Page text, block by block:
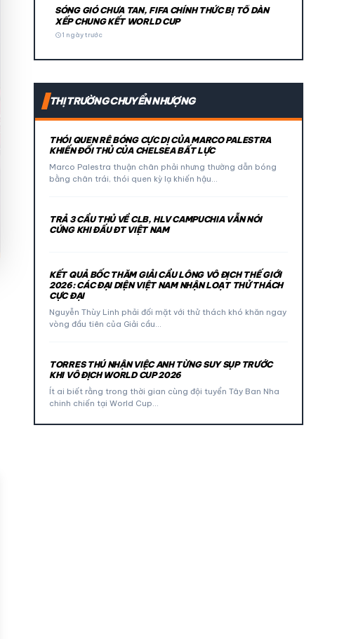
SÓNG GIÓ CHƯA TAN, FIFA CHÍNH THỨC BỊ TỐ DÀN
XẾP CHUNG KẾT WORLD CUP
schedule1 ngày trước
THỊ TRƯỜNG CHUYỂN NHƯỢNG
THÓI QUEN RÊ BÓNG CỰC DỊ CỦA MARCO PALESTRA
KHIẾN ĐỐI THỦ CỦA CHELSEA BẤT LỰC
Marco Palestra thuận chân phải nhưng thường dẫn bóng
bằng chân trái, thói quen kỳ lạ khiến hậu…
TRẢ 3 CẦU THỦ VỀ CLB, HLV CAMPUCHIA VẪN NÓI
CỨNG KHI ĐẤU ĐT VIỆT NAM
KẾT QUẢ BỐC THĂM GIẢI CẦU LÔNG VÔ ĐỊCH THẾ GIỚI
2026: CÁC ĐẠI DIỆN VIỆT NAM NHẬN LOẠT THỬ THÁCH
CỰC ĐẠI
Nguyễn Thùy Linh phải đối mặt với thử thách khó khăn ngay
vòng đầu tiên của Giải cầu…
TORRES THÚ NHẬN VIỆC ANH TỪNG SUY SỤP TRƯỚC
KHI VÔ ĐỊCH WORLD CUP 2026
Ít ai biết rằng trong thời gian cùng đội tuyển Tây Ban Nha
chinh chiến tại World Cup…